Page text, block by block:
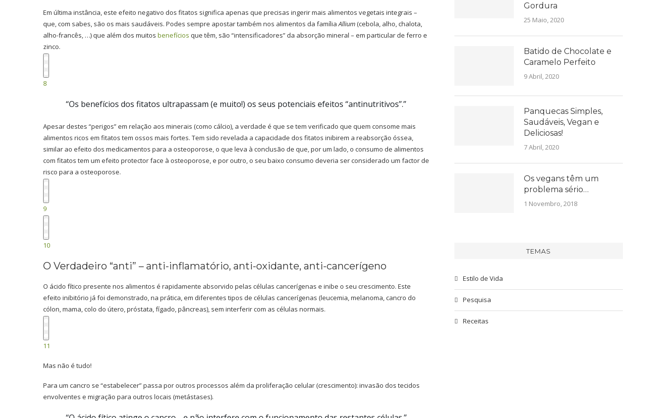
Em última instância, este efeito negativo dos fitatos significa apenas que precisas ingerir mais alimentos vegetais integrais –
que, com sabes, são os mais saudáveis. Podes sempre apostar também nos alimentos da famíliaAllium(cebola, alho, chalota,
alho-francês, …) que além dos muitos benefícios que têm, são “intensificadores” da absorção mineral – em particular de ferro e
zinco.
8
“Os benefícios dos fitatos ultrapassam (e muito!) os seus potenciais efeitos “antinutritivos”.”
Apesar destes “perigos” em relação aos minerais (como cálcio), a verdade é que se tem verificado que quem consome mais
alimentos ricos em fitatos tem ossos mais fortes. Tem sido revelada a capacidade dos fitatos inibirem a reabsorção óssea,
similar ao efeito dos medicamentos para a osteoporose, o que leva à conclusão de que, por um lado, o consumo de alimentos
com fitatos tem um efeito protector face à osteoporose, e por outro, o seu baixo consumo deveria ser considerado um factor de
risco para a osteoporose.
9
10
O Verdadeiro “anti” – anti-inflamatório, anti-oxidante, anti-cancerígeno
O ácido fítico presente nos alimentos é rapidamente absorvido pelas células cancerígenas e inibe o seu crescimento. Este
efeito inibitório já foi demonstrado, na prática, em diferentes tipos de células cancerígenas (leucemia, melanoma, cancro do
cólon, mama, colo do útero, próstata, fígado, pâncreas), sem interferir com as células normais.
11
Mas não é tudo!
Para um cancro se “estabelecer” passa por outros processos além da proliferação celular (crescimento): invasão dos tecidos
envolventes e migração para outros locais (metástases).
Gordura
25 Maio, 2020
Batido de Chocolate e
Caramelo Perfeito
9 Abril, 2020
Panquecas Simples,
Saudáveis, Vegan e
Deliciosas!
7 Abril, 2020
Os vegans têm um
problema sério…
1 Novembro, 2018
TEMAS
Estilo de Vida
Pesquisa
Receitas